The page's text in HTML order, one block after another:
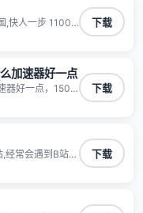
,快人一步 1100
Android iOS
景 了解更多 看
国外也能畅快追
下载
加速器好一点
器好一点，150
注册 一键连接
快人一步 应用模
方对数据进行窃
下载
经常会遇到B站地
,使用我们的哔
络问题,一键网络
下载